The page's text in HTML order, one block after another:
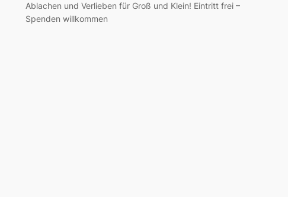
Ablachen und Verlieben für Groß und Klein! Eintritt frei –
Spenden willkommen